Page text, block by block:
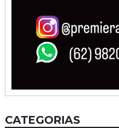
CATEGORIAS